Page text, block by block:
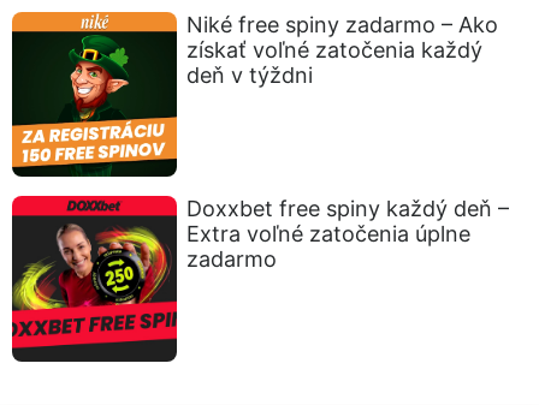
Niké free spiny zadarmo – Ako
získať voľné zatočenia každý
deň v týždni
Doxxbet free spiny každý deň –
Extra voľné zatočenia úplne
zadarmo